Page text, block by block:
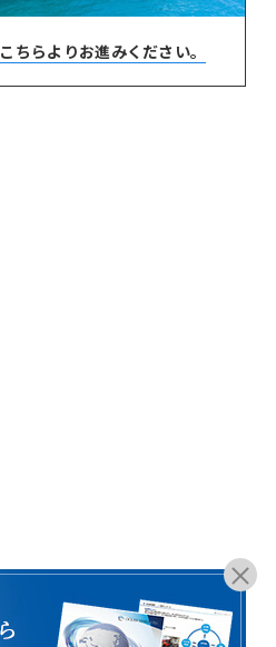
こちらよりお進みください。